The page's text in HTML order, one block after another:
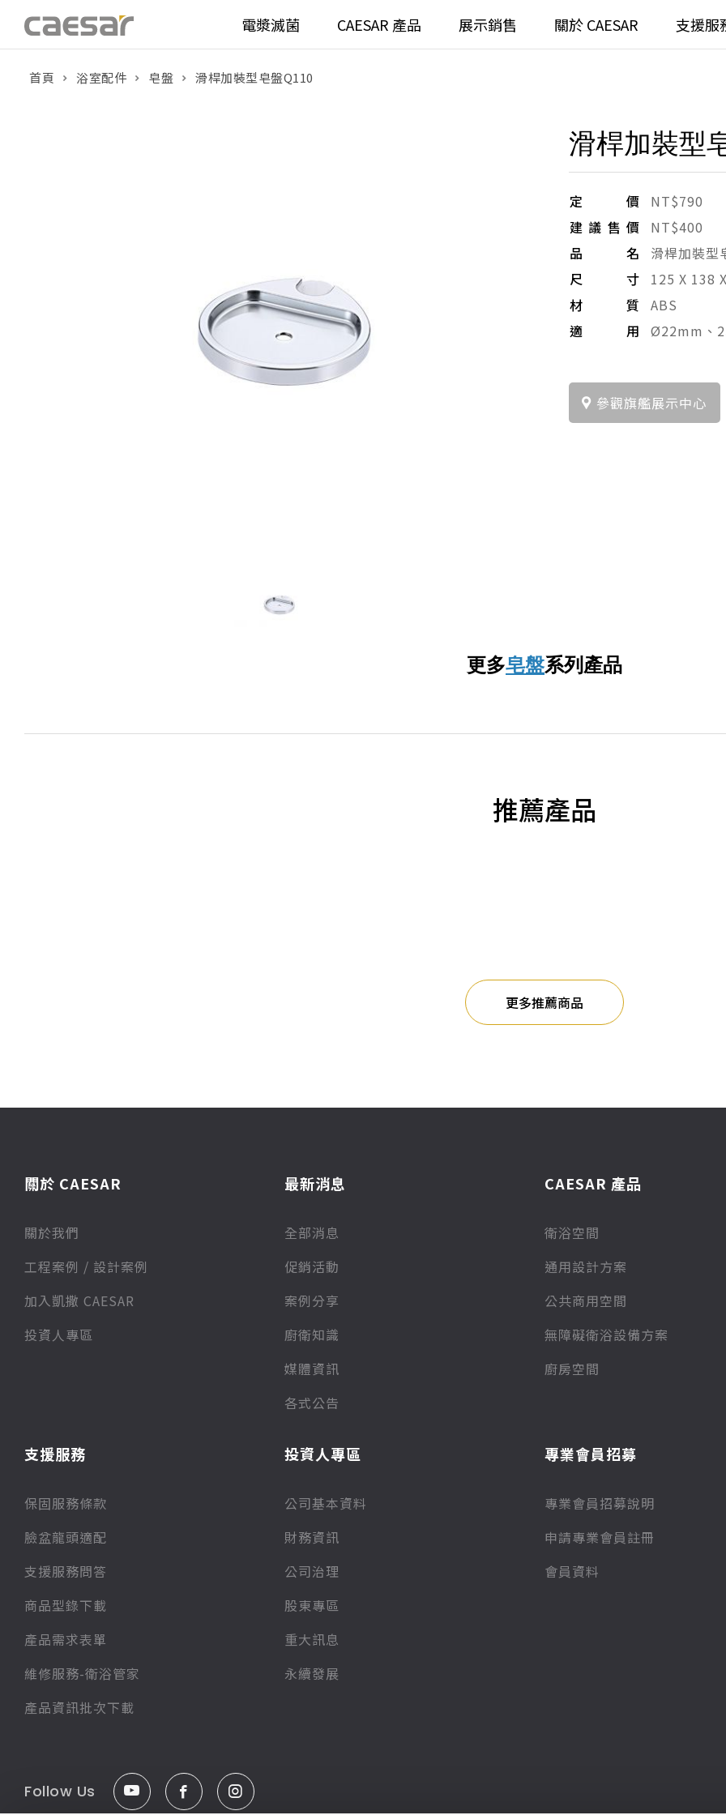
電漿滅菌 CAESAR 產品
⼿持蓮蓬頭
全
無
無
展示銷售 關於 CAESAR 支援服
首頁 浴室配件 皂盤 滑桿加裝型皂盤Q110
滑桿加裝型
定價
NT$790
建議售價
NT$400
品名
滑桿加裝型
尺寸
125 X 138
材質
ABS
適用
Ø22mm、
參觀旗艦展示中心
更多皂盤系列產品
推薦產品
更多推薦商品
關於 CAESAR
關於我們
⼯程案例 / 設計案例
加入凱撒 CAESAR
投資人專區
最新消息
全部消息
促銷活動
案例分享
廚衛知識
媒體資訊
各式公告
CAESAR 產品
衛浴空間
通用設計方案
公共商用空間
無障礙衛浴設備方案
廚房空間
支援服務
保固服務條款
臉盆龍頭適配
支援服務問答
商品型錄下載
產品需求表單
維修服務-衛浴管家
產品資訊批次下載
投資人專區
公司基本資料
財務資訊
公司治理
股東專區
重大訊息
永續發展
專業會員招募
專業會員招募說明
申請專業會員註冊
會員資料
Follow Us